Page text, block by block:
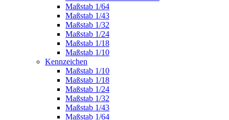
Maßstab 1/64
Maßstab 1/43
Maßstab 1/32
Maßstab 1/24
Maßstab 1/18
Maßstab 1/10
Kennzeichen
Maßstab 1/10
Maßstab 1/18
Maßstab 1/24
Maßstab 1/32
Maßstab 1/43
Maßstab 1/64